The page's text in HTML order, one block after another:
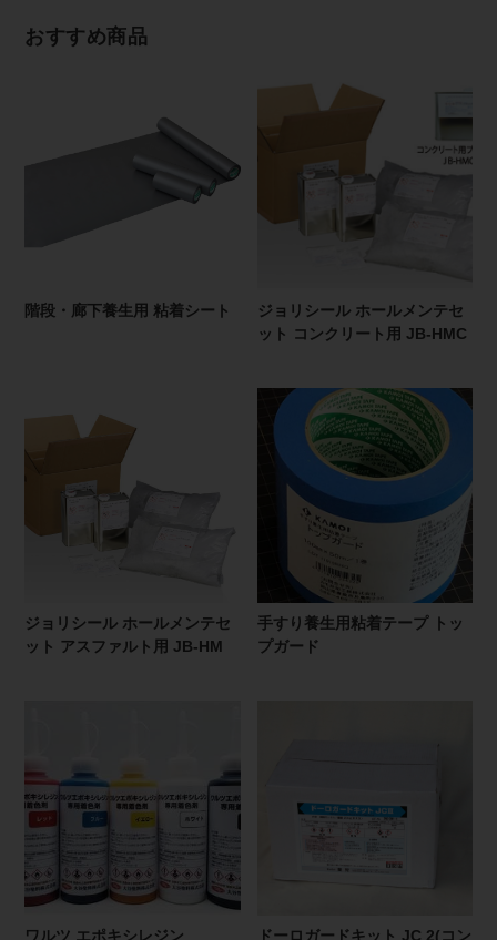
おすすめ商品
階段・廊下養生用 粘着シート
ジョリシール ホールメンテセ
ット コンクリート用 JB-HMC
ジョリシール ホールメンテセ
ット アスファルト用 JB-HM
手すり養生用粘着テープ トッ
プガード
ワルツ エポキシレジン
ドーロガードキット JC 2(コン